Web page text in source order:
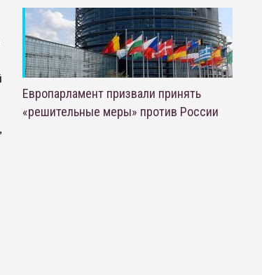
Европарламент призвали принять
«решительные меры» против России